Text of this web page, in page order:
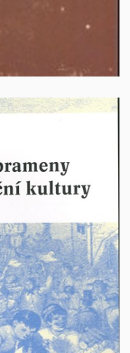
tradiční kultury
2011, 167 stran.
1.